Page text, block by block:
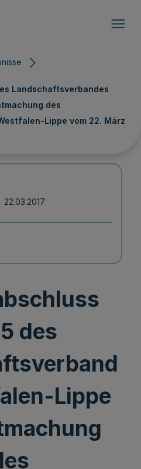
Landschaftsverbandes
des
Lippe vom 22. März
22.03.2017
des
Lippe